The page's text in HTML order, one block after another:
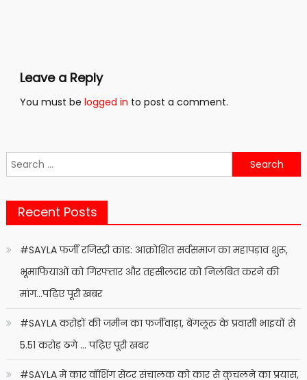
Leave a Reply
You must be logged in to post a comment.
Search
for:
Recent Posts
#SAYLA फर्जी रजिस्ट्री कांड: आक्रोशित सर्वसमाज का महापड़ाव शुरू,
भूमाफियाओं को गिरफ्तार और तहसीलदार को निलंबित करने की
मांग…पढ़िए पूरी खबर
#SAYLA करोड़ों की जमीन का फर्जीवाड़ा, बेंगलूरु के प्रवासी भाइयों से
5.51 करोड़ ठगे … पढ़िए पूरी खबर
#SAYLA में कार वॉशिंग सेंटर संचालक को कार से कुचलने का प्रयास,